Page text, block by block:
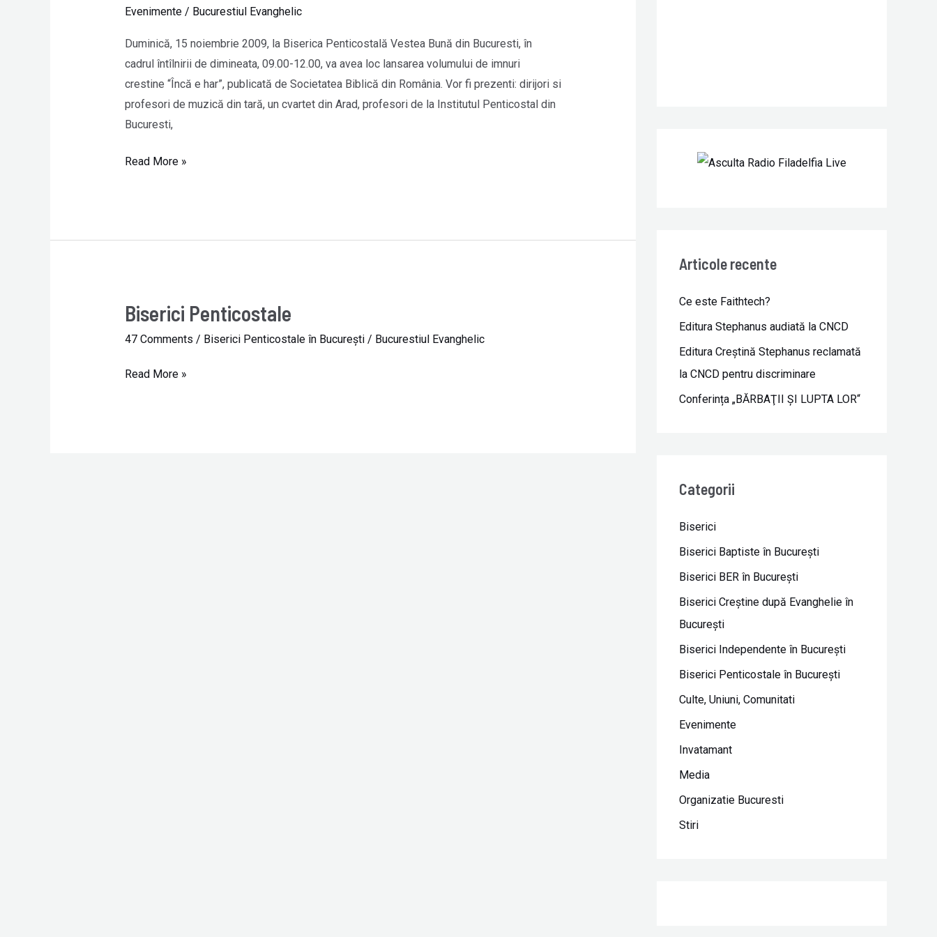
Evenimente/ Bucurestiul Evanghelic
Duminică, 15 noiembrie 2009, la Biserica Penticostală Vestea Bună din Bucuresti, în
cadrul întîlnirii de dimineata, 09.00-12.00, va avea loc lansarea volumului de imnuri
crestine “Încă e har”, publicată de Societatea Biblică din România. Vor fi prezenti: dirijori si
profesori de muzică din tară, un cvartet din Arad, profesori de la Institutul Penticostal din
Bucuresti,
Încă
e
har!
Read More »
Biserici Penticostale
47 Comments / Biserici Penticostale în Bucureşti/ Bucurestiul Evanghelic
Biserici
Read More »
Articole recente
Ce este Faithtech?
Editura Stephanus audiată la CNCD
Editura Creștină Stephanus reclamată
la CNCD pentru discriminare
Conferința „BĂRBAŢII ŞI LUPTA LOR“
Categorii
Biserici
Biserici Baptiste în Bucureşti
Biserici BER în Bucureşti
Biserici Creştine după Evanghelie în
Bucureşti
Biserici Independente în Bucureşti
Biserici Penticostale în Bucureşti
Culte, Uniuni, Comunitati
Evenimente
Invatamant
Media
Organizatie Bucuresti
Stiri